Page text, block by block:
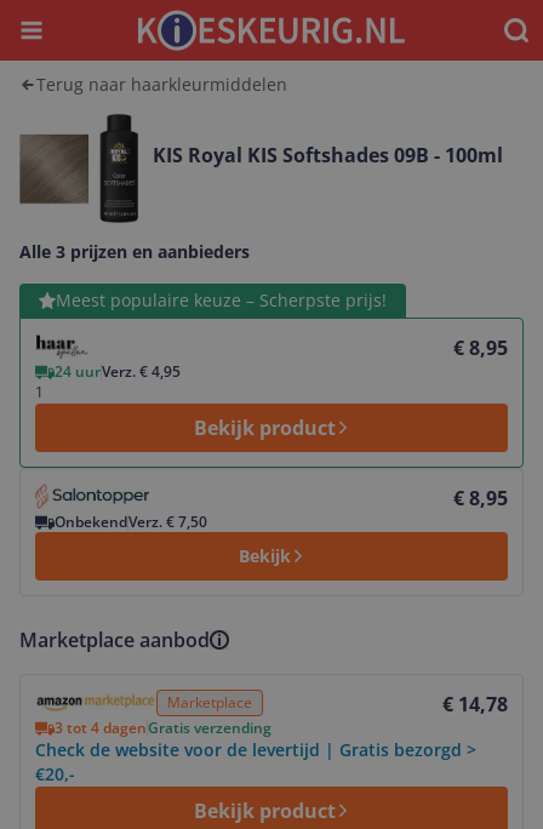
Menu
Terug naar haarkleurmiddelen
KIS Royal KIS Softshades 09B - 100ml
Alle 3 prijzen en aanbieders
Meest populaire keuze – Scherpste prijs!
€ 8,95
24 uurVerz. € 4,95
1
Bekijk product
Bekijk product
€ 8,95
OnbekendVerz. € 7,50
Bekijk
Bekijk product
Marketplace aanbod
Marketplace € 14,78
3 tot 4 dagenGratis verzending
Check de website voor de levertijd | Gratis bezorgd >
€20,-
Bekijk product